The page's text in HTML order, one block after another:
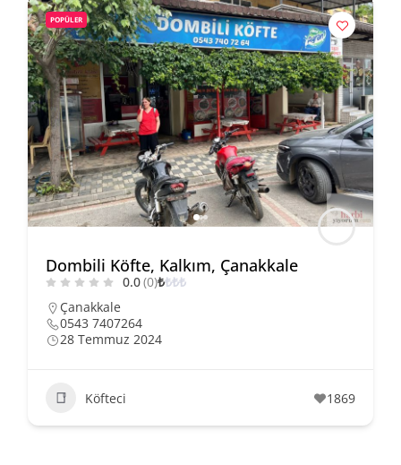
POPÜLER
Dombili Köfte, Kalkım, Çanakkale
0.0(0)₺₺₺₺
Çanakkale
0543 7407264
28 Temmuz 2024
Köfteci 1869